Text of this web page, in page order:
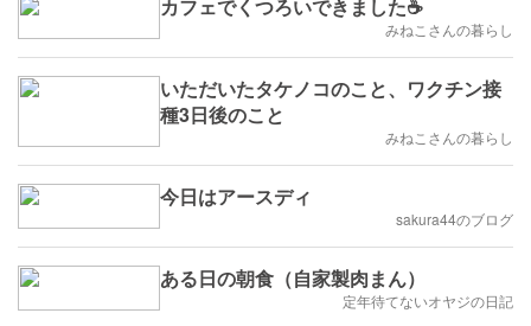
カフェでくつろいできました☕
みねこさんの暮らし
いただいたタケノコのこと、ワクチン接
種3日後のこと
みねこさんの暮らし
今日はアースディ
sakura44のブログ
ある日の朝食（自家製肉まん）
定年待てないオヤジの日記